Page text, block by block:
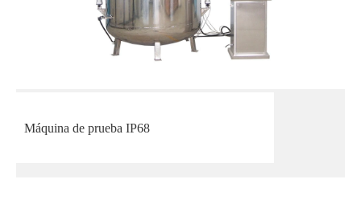
Máquina de prueba IP68